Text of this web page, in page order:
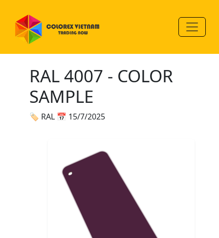
RAL 4007 - COLOR
SAMPLE
🏷 RAL 📅 15/7/2025